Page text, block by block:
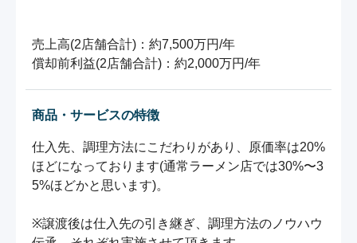
売上高(2店舗合計)：約7,500万円/年
償却前利益(2店舗合計)：約2,000万円/年
商品・サービスの特徴
仕入先、調理方法にこだわりがあり、原価率は20%
ほどになっております(通常ラーメン店では30%〜3
5%ほどかと思います)。
※譲渡後は仕入先の引き継ぎ、調理方法のノウハウ